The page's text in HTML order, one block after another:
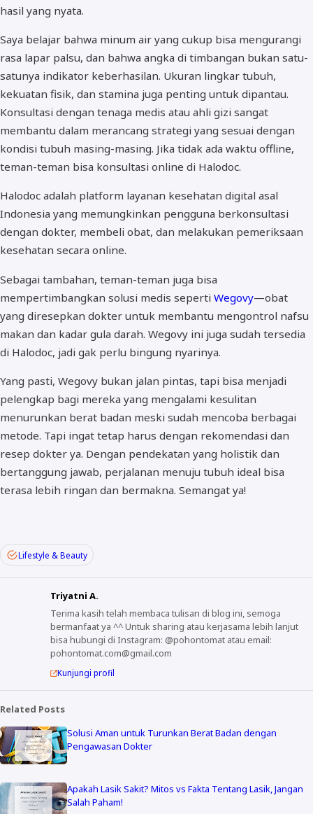
hasil yang nyata.
Saya belajar bahwa minum air yang cukup bisa mengurangi
rasa lapar palsu, dan bahwa angka di timbangan bukan satu-
satunya indikator keberhasilan. Ukuran lingkar tubuh,
kekuatan fisik, dan stamina juga penting untuk dipantau.
Konsultasi dengan tenaga medis atau ahli gizi sangat
membantu dalam merancang strategi yang sesuai dengan
kondisi tubuh masing-masing. Jika tidak ada waktu offline,
teman-teman bisa konsultasi online di Halodoc.
Halodoc adalah platform layanan kesehatan digital asal
Indonesia yang memungkinkan pengguna berkonsultasi
dengan dokter, membeli obat, dan melakukan pemeriksaan
kesehatan secara online.
Sebagai tambahan, teman-teman juga bisa
mempertimbangkan solusi medis seperti Wegovy—obat
yang diresepkan dokter untuk membantu mengontrol nafsu
makan dan kadar gula darah. Wegovy ini juga sudah tersedia
di Halodoc, jadi gak perlu bingung nyarinya.
Yang pasti, Wegovy bukan jalan pintas, tapi bisa menjadi
pelengkap bagi mereka yang mengalami kesulitan
menurunkan berat badan meski sudah mencoba berbagai
metode. Tapi ingat tetap harus dengan rekomendasi dan
resep dokter ya. Dengan pendekatan yang holistik dan
bertanggung jawab, perjalanan menuju tubuh ideal bisa
terasa lebih ringan dan bermakna. Semangat ya!
Lifestyle & Beauty
Triyatni A.
Terima kasih telah membaca tulisan di blog ini, semoga
bermanfaat ya ^^ Untuk sharing atau kerjasama lebih lanjut
bisa hubungi di Instagram: @pohontomat atau email:
pohontomat.com@gmail.com
Kunjungi profil
Related Posts
Solusi Aman untuk Turunkan Berat Badan dengan
Pengawasan Dokter
Apakah Lasik Sakit? Mitos vs Fakta Tentang Lasik, Jangan
Salah Paham!